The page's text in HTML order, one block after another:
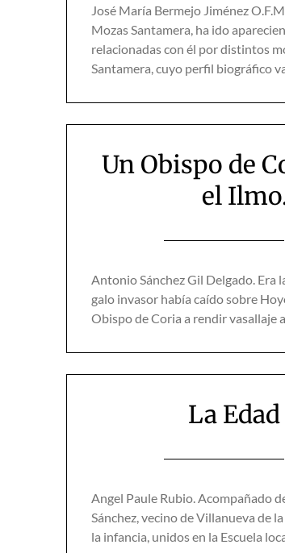
José María Bermejo Jiménez
Mozas Santamera, ha ido
relacionadas con él por distintos
Santamera, cuyo perfil biográfico
Un Obispo de
el
Antonio Sánchez Gil Delgado. Era
galo invasor había caído sobre
Obispo de Coria a rendir vasallaje
La
Angel Paule Rubio. Acompañado
Sánchez, vecino de Villanueva de
la infancia, unidos en la Escuela